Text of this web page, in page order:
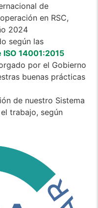
de
en RSC,
2024
según las
ISO 14001:2015
por el Gobierno
buenas prácticas
de nuestro Sistema
trabajo, según